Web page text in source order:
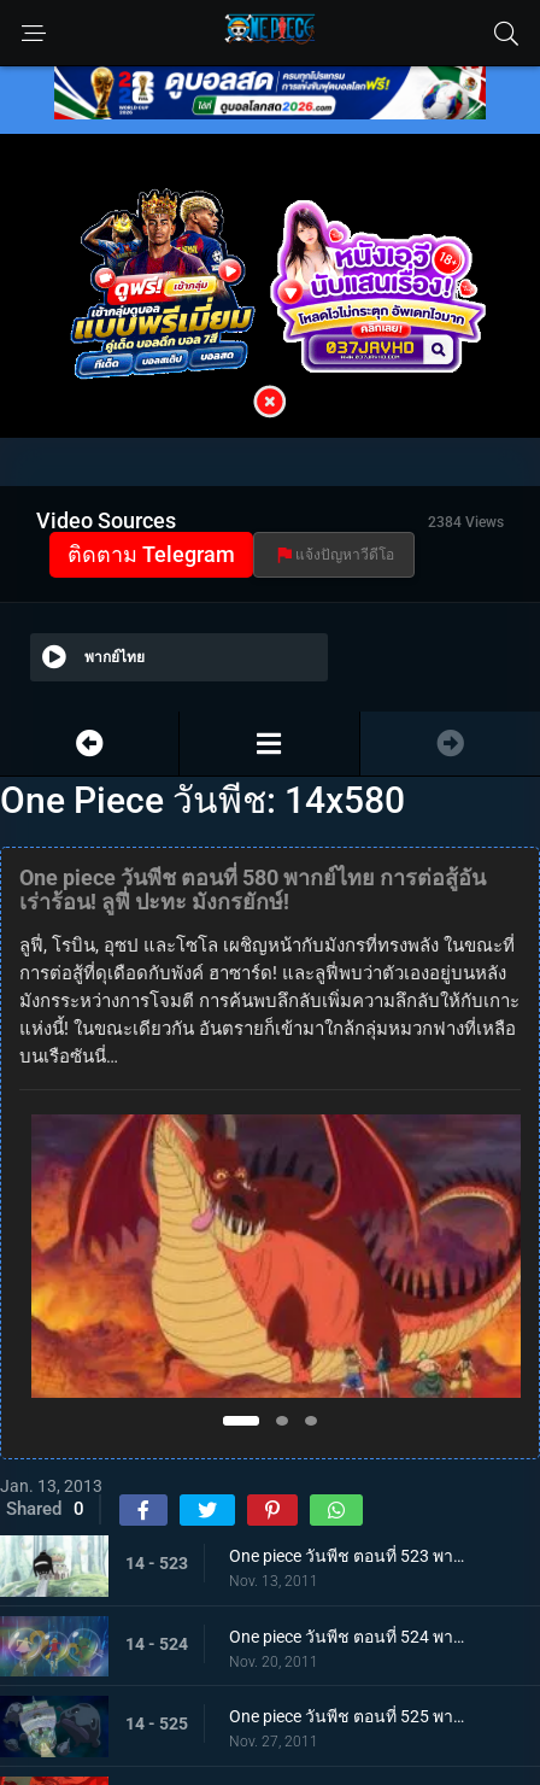
Video Sources 2384 Views
ติดตาม Telegram แจ้งปัญหาวีดีโอ
พากย์ไทย
One Piece วันพีช: 14x580
One piece วันพีช ตอนที่ 580 พากย์ไทย การต่อสู้อัน
เร่าร้อน! ลูฟี่ ปะทะ มังกรยักษ์!
ลูฟี่, โรบิน, อุซป และโซโล เผชิญหน้ากับมังกรที่ทรงพลัง ในขณะที่
การต่อสู้ที่ดุเดือดกับพังค์ ฮาซาร์ด! และลูฟี่พบว่าตัวเองอยู่บนหลัง
มังกรระหว่างการโจมตี การค้นพบลึกลับเพิ่มความลึกลับให้กับเกาะ
แห่งนี้! ในขณะเดียวกัน อันตรายก็เข้ามาใกล้กลุ่มหมวกฟางที่เหลือ
บนเรือซันนี่…
Jan. 13, 2013
Shared 0
14 - 523 One piece วันพีช ตอนที่ 523 พากย์ไทย ความจริงที่น่าตกตะลึง ชายผู้ปกป้องเรือซันนี่
Nov. 13, 2011
14 - 524 One piece วันพีช ตอนที่ 524 พากย์ไทย การต่อสู้ใต้ทะเลที่แลกด้วยชีวิต! สัตว์ประหลาดแห่งท้องทะเลปรากฏ
Nov. 20, 2011
14 - 525 One piece วันพีช ตอนที่ 525 พากย์ไทย เรือแตกกลางทะเล! กลุ่มหมวกฟางพลัดหลงกัน
Nov. 27, 2011